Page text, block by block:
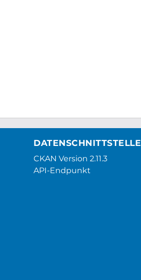
DATENSCHNITTSTELLE
CKAN Version 2.11.3
API-Endpunkt